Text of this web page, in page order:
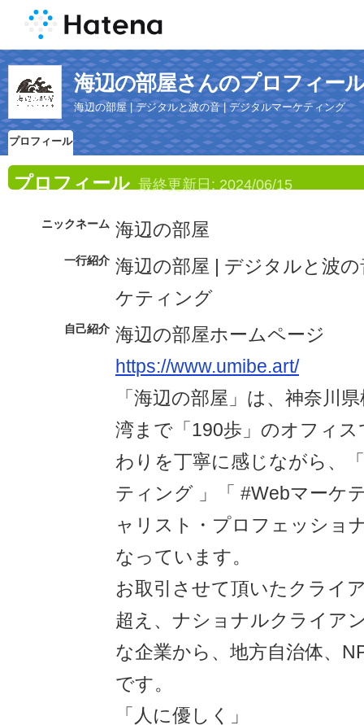
海辺の部屋さんのプロフィー
海辺の部屋 | デジタルと波の音 | デジタルマーケティング
プロフィール
プロフィール 最終更新日: 2024/06/15
ニックネーム 海辺の部屋
一行紹介 海辺の部屋 | デジタルと波
ケティング
自己紹介 海辺の部屋ホームページ
https://www.umibe.art/
「海辺の部屋」は、神奈川
湾まで「190歩」のオフィ
わりを丁寧に感じながら、
ティング 」「 #Webマーケ
ャリスト・プロフェッショ
なっています。
お取引させて頂いたクライ
超え、ナショナルクライア
な企業から、地方自治体、
です。
「人に優しく」